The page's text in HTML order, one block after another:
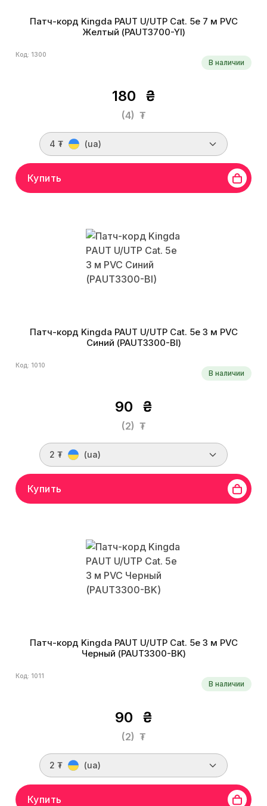
Патч-корд Kingda PAUT U/UTP Cat. 5e 7 м PVC
Желтый (PAUT3700-Yl)
Код: 1300
В наличии
180 ₴
(4) ₮
4 ₮ (ua)
Купить
Патч-корд Kingda PAUT U/UTP Cat. 5e 3 м PVC
Синий (PAUT3300-Bl)
Код: 1010
В наличии
90 ₴
(2) ₮
2 ₮ (ua)
Купить
Патч-корд Kingda PAUT U/UTP Cat. 5e 3 м PVC
Черный (PAUT3300-BK)
Код: 1011
В наличии
90 ₴
(2) ₮
2 ₮ (ua)
Купить